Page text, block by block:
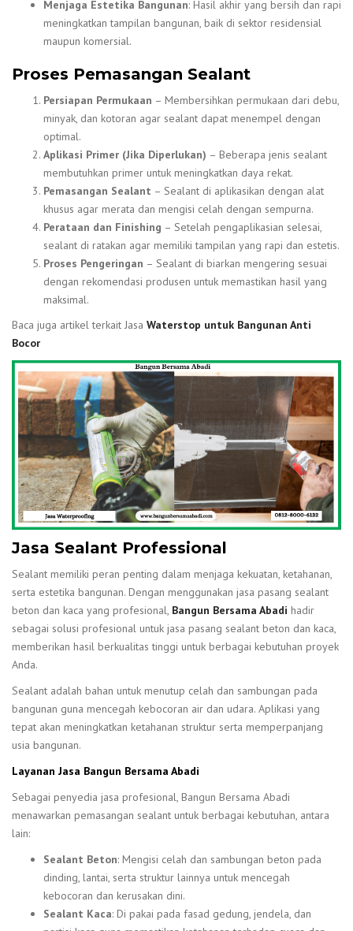
Menjaga Estetika Bangunan: Hasil akhir yang bersih dan rapi
meningkatkan tampilan bangunan, baik di sektor residensial
maupun komersial.
Proses Pemasangan Sealant
Persiapan Permukaan – Membersihkan permukaan dari debu,
minyak, dan kotoran agar sealant dapat menempel dengan
optimal.
Aplikasi Primer (Jika Diperlukan) – Beberapa jenis sealant
membutuhkan primer untuk meningkatkan daya rekat.
Pemasangan Sealant – Sealant di aplikasikan dengan alat
khusus agar merata dan mengisi celah dengan sempurna.
Perataan dan Finishing – Setelah pengaplikasian selesai,
sealant di ratakan agar memiliki tampilan yang rapi dan estetis.
Proses Pengeringan – Sealant di biarkan mengering sesuai
dengan rekomendasi produsen untuk memastikan hasil yang
maksimal.
Baca juga artikel terkait Jasa Waterstop untuk Bangunan Anti
Bocor
Jasa Sealant Professional
Sealant memiliki peran penting dalam menjaga kekuatan, ketahanan,
serta estetika bangunan. Dengan menggunakan jasa pasang sealant
beton dan kaca yang profesional, Bangun Bersama Abadi hadir
sebagai solusi profesional untuk jasa pasang sealant beton dan kaca,
memberikan hasil berkualitas tinggi untuk berbagai kebutuhan proyek
Anda.
Sealant adalah bahan untuk menutup celah dan sambungan pada
bangunan guna mencegah kebocoran air dan udara. Aplikasi yang
tepat akan meningkatkan ketahanan struktur serta memperpanjang
usia bangunan.
Layanan Jasa Bangun Bersama Abadi
Sebagai penyedia jasa profesional, Bangun Bersama Abadi
menawarkan pemasangan sealant untuk berbagai kebutuhan, antara
lain:
Sealant Beton: Mengisi celah dan sambungan beton pada
dinding, lantai, serta struktur lainnya untuk mencegah
kebocoran dan kerusakan dini.
Sealant Kaca: Di pakai pada fasad gedung, jendela, dan